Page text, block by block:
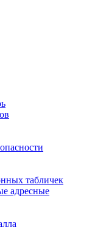
табличек
адресные